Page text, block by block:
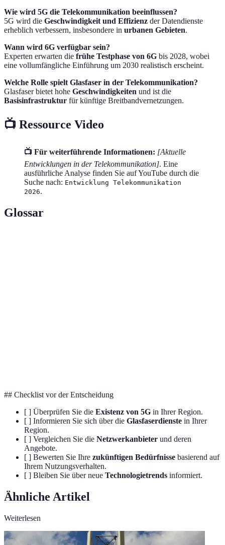
Wie wird 5G die Telekommunikation beeinflussen?
5G wird die Geschwindigkeit und Effizienz der Datendienste
erheblich verbessern, insbesondere in urbanen Gebieten.
Wann wird 6G verfügbar sein?
Experten erwarten die frühe Testphase von 6G bis 2028, wobei
eine vollumfängliche Einführung um 2030 realistisch erscheint.
Welche Rolle spielt Glasfaser in der Telekommunikation?
Glasfaser bietet hohe Geschwindigkeiten und ist die
Basisinfrastruktur für künftige Breitbandvernetzungen.
📺 Ressource Video
📺 Für weiterführende Informationen: [Aktuelle
Entwicklungen in der Telekommunikation]. Eine
ausführliche Analyse finden Sie auf YouTube durch die
Suche nach: Entwicklung Telekommunikation
2026.
Glossar
## Checklist vor der Entscheidung
[ ] Überprüfen Sie die Existenz von 5G in Ihrer Region.
[ ] Informieren Sie sich über die Glasfaserdienste in Ihrer
Region.
[ ] Vergleichen Sie die Netzwerkanbieter und deren
Angebote.
[ ] Bewerten Sie Ihre zukünftigen Bedürfnisse basierend auf
Ihrem Nutzungsverhalten.
[ ] Bleiben Sie über neue Technologietrends informiert.
Ähnliche Artikel
Weiterlesen